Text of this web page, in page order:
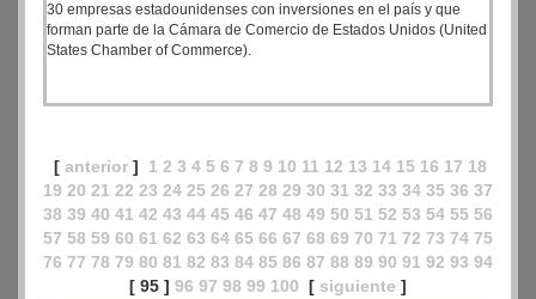
30 empresas estadounidenses con inversiones en el país y que
forman parte de la Cámara de Comercio de Estados Unidos (United
States Chamber of Commerce).
[ anterior ] 1 2 3 4 5 6 7 8 9 10 11 12 13 14 15 16 17 18
19 20 21 22 23 24 25 26 27 28 29 30 31 32 33 34 35 36 37
38 39 40 41 42 43 44 45 46 47 48 49 50 51 52 53 54 55 56
57 58 59 60 61 62 63 64 65 66 67 68 69 70 71 72 73 74 75
76 77 78 79 80 81 82 83 84 85 86 87 88 89 90 91 92 93 94
[ 95 ] 96 97 98 99 100 [ siguiente ]